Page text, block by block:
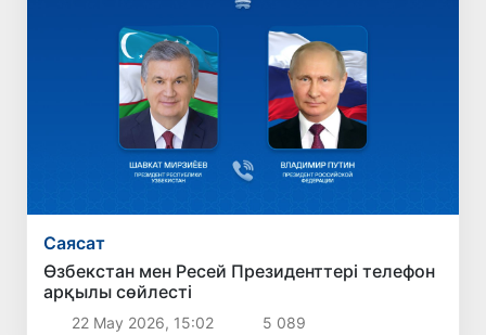
Саясат
Өзбекстан мен Ресей Президенттері телефон
арқылы сөйлесті
22 Мау 2026, 15:02 5 089